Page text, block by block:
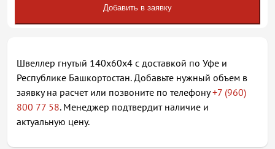
Добавить в заявку
Швеллер гнутый 140х60х4 с доставкой по Уфе и
Республике Башкортостан. Добавьте нужный объем в
заявку на расчет или позвоните по телефону+7 (960)
800 77 58. Менеджер подтвердит наличие и
актуальную цену.